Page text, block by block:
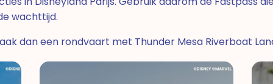
wachttijd.
dan een rondvaart met Thunder Mesa Riverboat